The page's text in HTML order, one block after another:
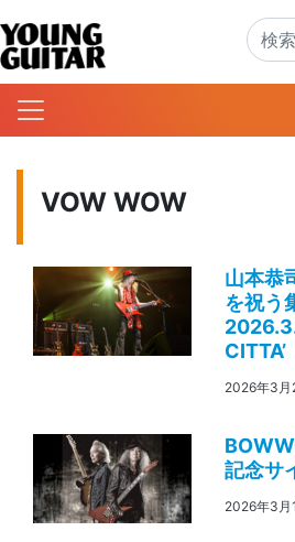
VOW WOW
山本恭
を祝う
CITTA’
2026年3
記念サ
2026年3月